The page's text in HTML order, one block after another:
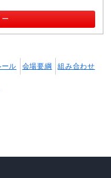
ル 会場要綱 組み合わせ